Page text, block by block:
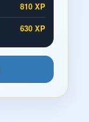
810 XP
630 XP